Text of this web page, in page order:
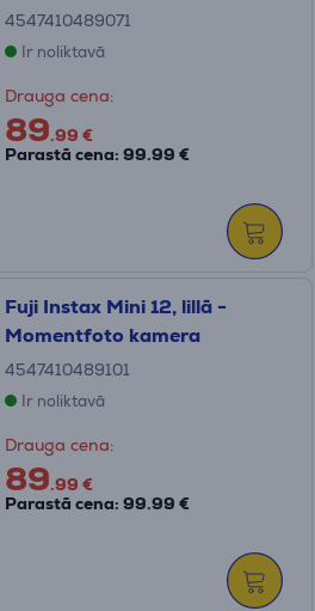
4547410489071
Ir noliktavā
Drauga cena:
89.99 €
Parastā cena: 99.99 €
Fuji Instax Mini 12, lillā -
Momentfoto kamera
4547410489101
Ir noliktavā
Drauga cena:
89.99 €
Parastā cena: 99.99 €